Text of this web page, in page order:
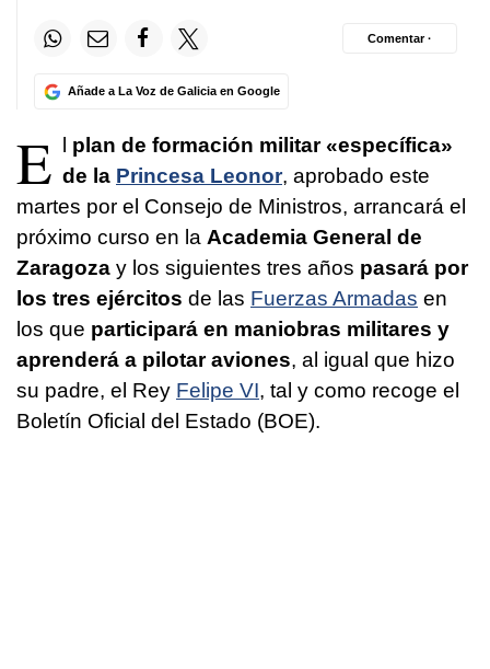
Añade a La Voz de Galicia en Google
Comentar ·
E
plan de formación militar «específica»
de la Princesa Leonor, aprobado este
martes por el Consejo de Ministros, arrancará el
próximo curso en la Academia General de
Zaragoza y los siguientes tres años pasará por
los tres ejércitos de las Fuerzas Armadas en
los que participará en maniobras militares y
aprenderá a pilotar aviones, al igual que hizo
su padre, el Rey Felipe VI, tal y como recoge el
Boletín Oficial del Estado (BOE).